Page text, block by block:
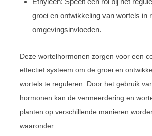
groei en ontwikkeling van wortels in
omgevingsinvloeden.
Deze wortelhormonen zorgen voor een
effectief systeem om de groei en
wortels te reguleren. Door het gebruik
hormonen kan de vermeerdering en
planten op verschillende manieren
waaronder: